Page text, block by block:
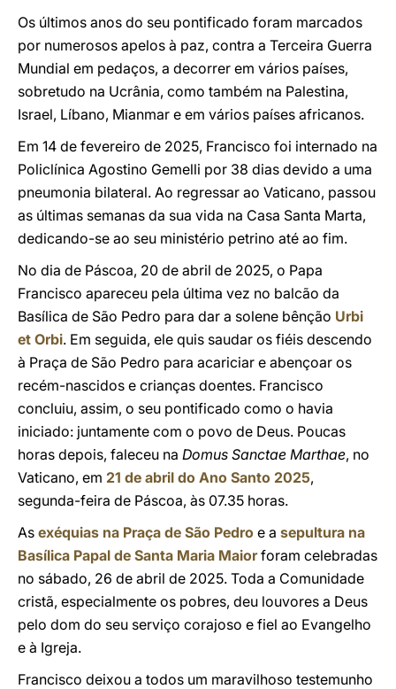
Os últimos anos do seu pontificado foram marcados
por numerosos apelos à paz, contra a Terceira Guerra
Mundial em pedaços, a decorrer em vários países,
sobretudo na Ucrânia, como também na Palestina,
Israel, Líbano, Mianmar e em vários países africanos.
Em 14 de fevereiro de 2025, Francisco foi internado na
Policlínica Agostino Gemelli por 38 dias devido a uma
pneumonia bilateral. Ao regressar ao Vaticano, passou
as últimas semanas da sua vida na Casa Santa Marta,
dedicando-se ao seu ministério petrino até ao fim.
No dia de Páscoa, 20 de abril de 2025, o Papa
Francisco apareceu pela última vez no balcão da
Basílica de São Pedro para dar a solene bênção Urbi
et Orbi. Em seguida, ele quis saudar os fiéis descendo
à Praça de São Pedro para acariciar e abençoar os
recém-nascidos e crianças doentes. Francisco
concluiu, assim, o seu pontificado como o havia
iniciado: juntamente com o povo de Deus. Poucas
horas depois, faleceu na Domus Sanctae Marthae, no
Vaticano, em 21 de abril do Ano Santo 2025,
segunda-feira de Páscoa, às 07.35 horas.
As exéquias na Praça de São Pedro e a sepultura na
Basílica Papal de Santa Maria Maiorforam celebradas
no sábado, 26 de abril de 2025. Toda a Comunidade
cristã, especialmente os pobres, deu louvores a Deus
pelo dom do seu serviço corajoso e fiel ao Evangelho
e à Igreja.
Francisco deixou a todos um maravilhoso testemunho